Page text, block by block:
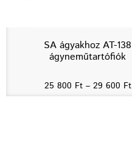
SA ágyakhoz AT-138
ágyneműtartófiók
25 800 Ft – 29 600 Ft